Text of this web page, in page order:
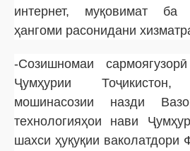
интернет, муқовимат ба
ҳангоми расонидани
-Созишномаи
Ҷумҳурии
мошинасозии назди
технологияҳои нави
шахси ҳуқуқии ваколатдори